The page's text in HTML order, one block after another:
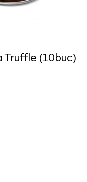
Truffle (10buc)